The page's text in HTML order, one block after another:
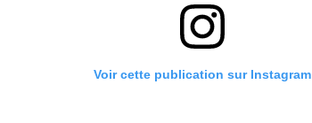
Voir cette publication sur Instagram